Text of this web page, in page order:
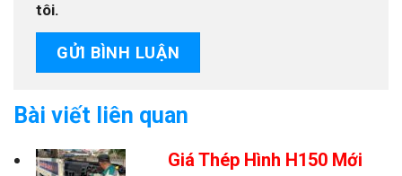
tôi.
Bài viết liên quan
Giá Thép Hình H150 Mới